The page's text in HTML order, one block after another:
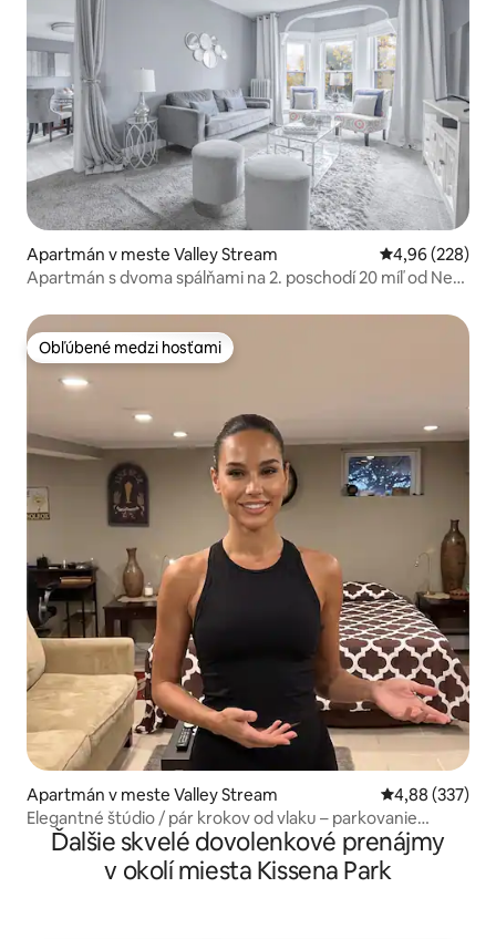
Apartmán v meste Valley Stream Priemerné
4,96 (228)
Apartmán s dvoma spálňami na 2. poschodí 20 míľ od New
Obľúbené medzi hosťami
Obľúbené medzi hosťami
Apartmán v meste Valley Stream Priemerné
4,88 (337)
Elegantné štúdio / pár krokov od vlaku – parkovanie
zdarma
Ďalšie skvelé dovolenkové prenájmy
v okolí miesta Kissena Park